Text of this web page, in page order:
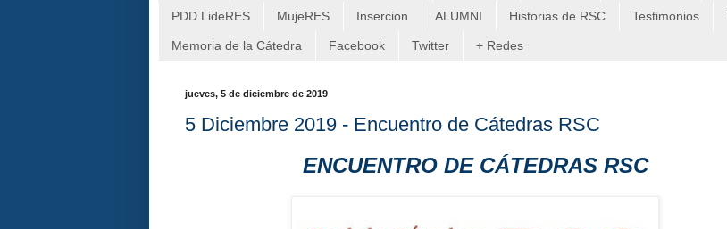
PDD LideRES MujeRES Insercion ALUMNI Historias de RSC Testimonios
Memoria de la Cátedra Facebook Twitter + Redes
jueves, 5 de diciembre de 2019
5 Diciembre 2019 - Encuentro de Cátedras RSC
ENCUENTRO DE CÁTEDRAS RSC